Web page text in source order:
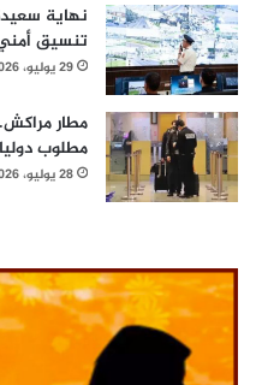
نهاية
تنسيق
29 يوليو، 2026
مطار
مطلوب
28 يوليو، 2026